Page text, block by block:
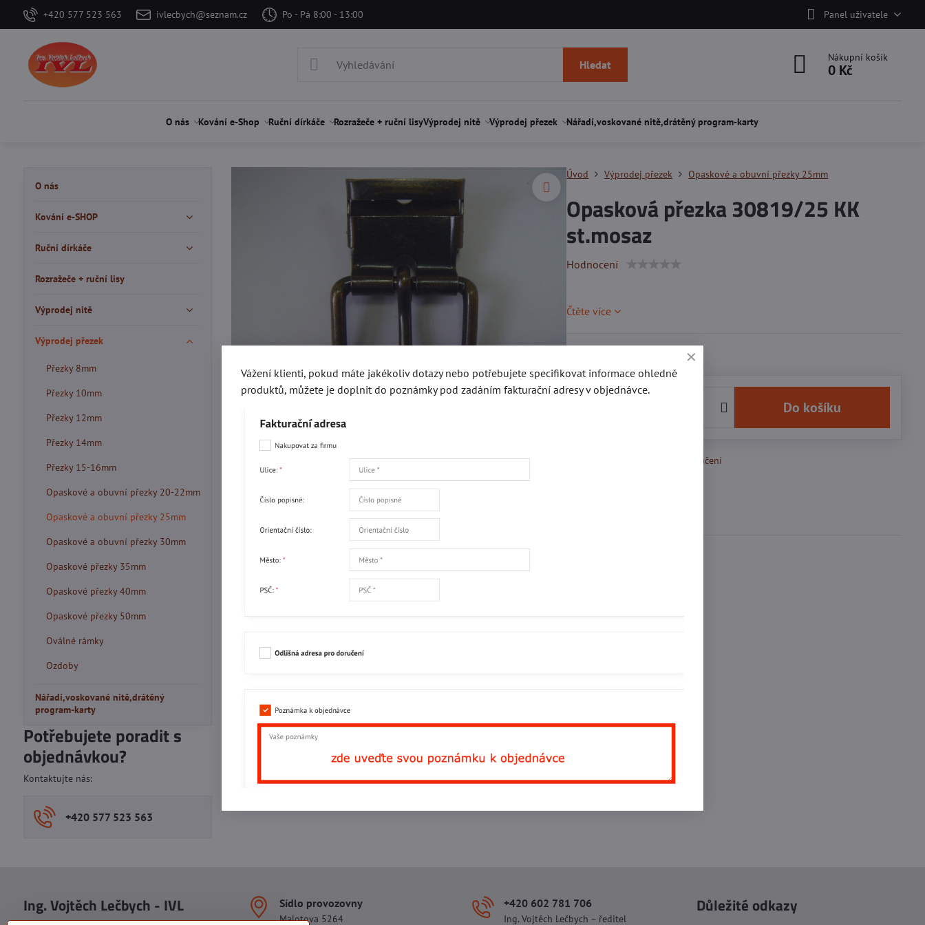
+420 577 523 563 ivlecbych@seznam.cz Po - Pá 8:00 - 13:00 Panel uživatele
Hledat
Nákupní košík
0 Kč
O nás Kování e-Shop Ruční dírkáče Rozražeče + ruční lisyVýprodej nitě Výprodej přezek Nářadí,voskované nitě,drátěný program-karty
Úvod Výprodej přezek Opaskové a obuvní přezky 25mm
Opasková přezka 30819/25 KK
st.mosaz
Hodnocení
Čtěte více
Do košíku
Doručení
Více z kategorie Výprodej přezek
O nás
Kování e-SHOP
Ruční dírkáče
Rozražeče + ruční lisy
Výprodej nitě
Výprodej přezek
Přezky 8mm
Přezky 10mm
Přezky 12mm
Přezky 14mm
Přezky 15-16mm
Opaskové a obuvní přezky 20-22mm
Opaskové a obuvní přezky 25mm
Opaskové a obuvní přezky 30mm
Opaskové přezky 35mm
Opaskové přezky 40mm
Opaskové přezky 50mm
Oválné rámky
Ozdoby
Nářadí,voskované nitě,drátěný
program-karty
Potřebujete poradit s
objednávkou?
Kontaktujte nás:
+420 577 523 563
Ing. Vojtěch Lečbych - IVL Sídlo provozovny
Malotova 5264
+420 602 781 706
Ing. Vojtěch Lečbych – ředitel
Důležité odkazy
Vážení klienti, pokud máte jakékoliv dotazy nebo potřebujete specifikovat informace ohledně
produktů, můžete je doplnit do poznámky pod zadáním fakturační adresy v objednávce.